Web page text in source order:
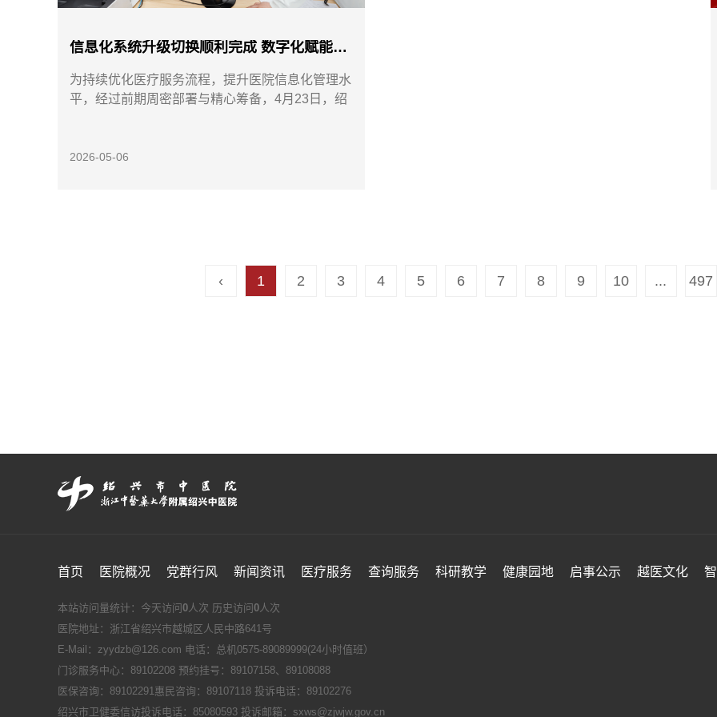
信息化系统升级切换顺利完成 数字化赋能优服务
为持续优化医疗服务流程，提升医院信息化管理水
平，经过前期周密部署与精心筹备，4月23日，绍
2026-05-06
‹ 1 2 3 4 5 6 7 8 9 10 ... 497
首页 医院概况 党群行风 新闻资讯 医疗服务 查询服务 科研教学 健康园地 启事公示 越医文化
本站访问量统计：今天访问0人次 历史访问0人次
医院地址：浙江省绍兴市越城区人民中路641号
E-Mail：zyydzb@126.com 电话：总机0575-89089999(24小时值班）
门诊服务中心：89102208 预约挂号：89107158、89108088
医保咨询：89102291惠民咨询：89107118 投诉电话：89102276
绍兴市卫健委信访投诉电话：85080593 投诉邮箱：sxws@zjwjw.gov.cn